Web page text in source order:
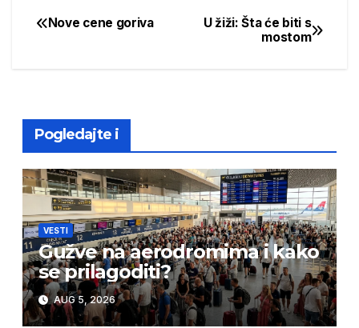
Post
U žiži: Šta će biti s
mostom
Nove cene goriva
Pogledajte i
VESTI
Gužve na aerodromima i kako
se prilagoditi?
AUG 5, 2026